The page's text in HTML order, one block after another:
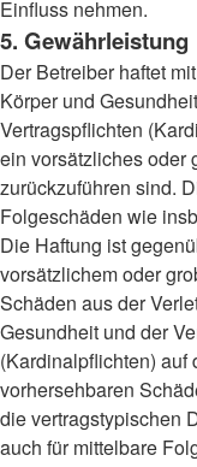
Einfluss nehmen.
5. Gewährleistung
Der Betreiber haftet
Körper und
Vertragspflichten
ein vorsätzliches oder
zurückzuführen sind.
Folgeschäden wie
Die Haftung ist
vorsätzlichem oder
Schäden aus der
Gesundheit und der
(Kardinalpflichten) auf
vorhersehbaren
die vertragstypischen
auch für mittelbare